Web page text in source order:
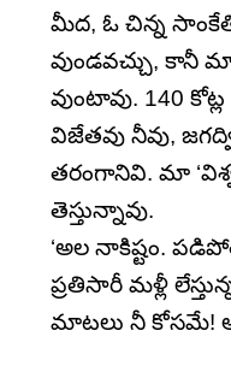
మీద, ఓ చిన్న
వుండవచ్చు, కానీ
వుంటావు. 140
విజేతవు నీవు,
తరంగానివి. మా
తెస్తున్నావు.
‘అల నాకిష్టం.
ప్రతిసారీ మళ్లీ
మాటలు నీ కోసమే!